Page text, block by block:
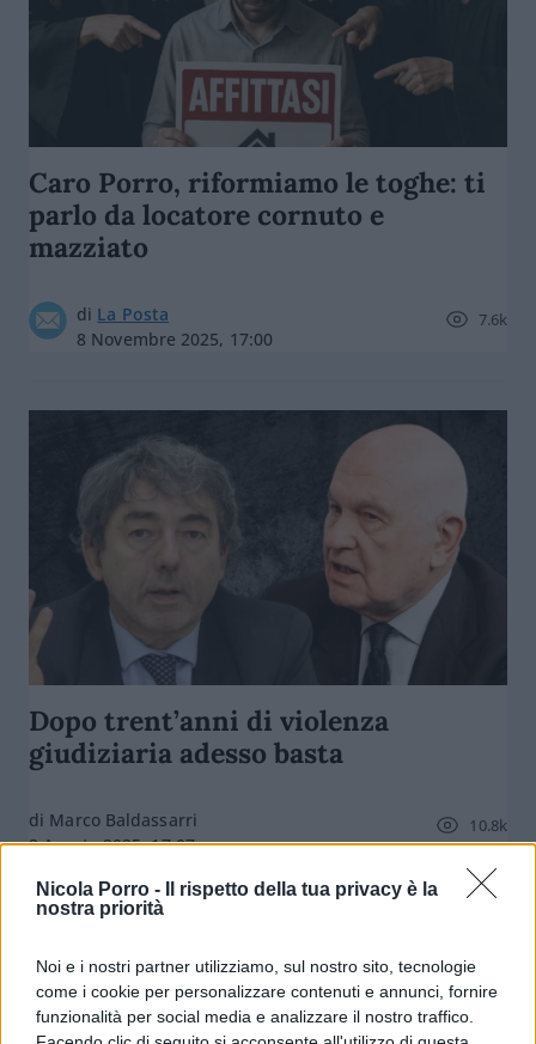
Nicola Porro -
Il rispetto della tua privacy è la
nostra priorità
Noi e i nostri partner utilizziamo, sul nostro sito, tecnologie
come i cookie per personalizzare contenuti e annunci, fornire
funzionalità per social media e analizzare il nostro traffico.
Caro Porro, riformiamo le toghe: ti
parlo da locatore cornuto e
mazziato
di La Posta
8 Novembre 2025, 17:00
7.6k
Dopo trent’anni di violenza
giudiziaria adesso basta
di Marco Baldassarri
8 Agosto 2025, 17:07
10.8k